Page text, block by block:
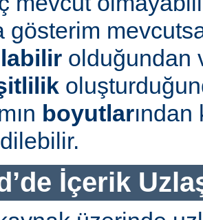
gösterim
olduğundan
boyutlarından
İçerik